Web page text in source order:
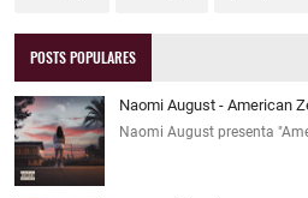
POSTS POPULARES
Naomi August - American
Naomi August presenta